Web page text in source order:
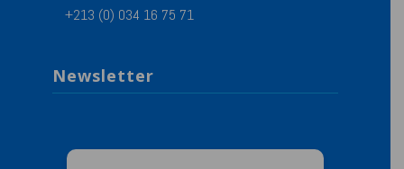
+213 (0) 034 16 75 71
Newsletter